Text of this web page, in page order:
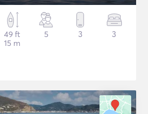
49 ft
15 m
5 3 3